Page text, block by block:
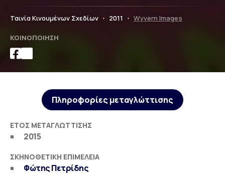
Ταινία Κινουμένων Σχεδίων • 2011 • Wyvern Images
ΚΟΙΝΟΠΟΊΗΣΗ
Πληροφορίες μεταγλώττισης
ΈΤΟΣ ΜΕΤΑΓΛΏΤΤΙΣΗΣ
2015
ΣΚΗΝΟΘΕΤΙΚΉ ΕΠΙΜΈΛΕΙΑ
Φώτης Πετρίδης